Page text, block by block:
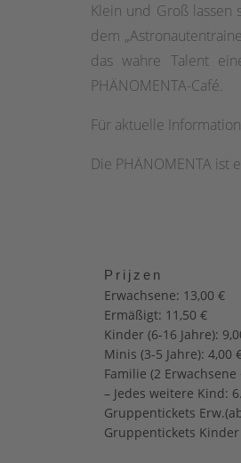
Klein und Groß lassen
dem
das wahre Talent
PHÄNOMENTA-Café.
Für aktuelle
Die PHÄNOMENTA ist
Prijzen
Erwachsene: 13,00 €
Ermäßigt: 11,50 €
Kinder (6-16 Jahre):
Minis (3-5 Jahre): 4,00
Familie (2
– Jedes weitere Kind:
Gruppentickets
Gruppentickets Kinder